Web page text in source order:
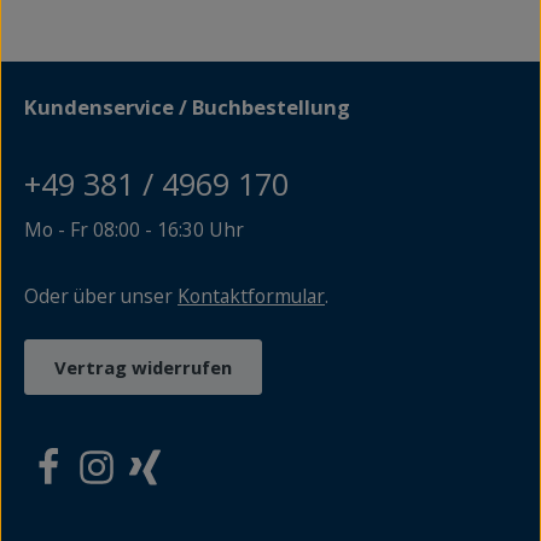
Auch Kulturtouristen finden zahlreiche besuchenswerte
Welterbestädte Stralsund und Wismar, die Reuterstadt
In handlicher, unterhaltsamer und anschaulicher Form
macht der Band von Wolf Karge und Thomas Grundner
Lust auf Mecklenburg-Vorpommern, auf das Erlebnis
Natur und Kultur.
Kundenservice / Buchbestellung
+49 381 / 4969 170
Mo - Fr 08:00 - 16:30 Uhr
Oder über unser Kontaktformular.
Vertrag widerrufen